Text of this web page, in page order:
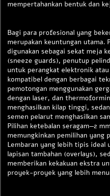
mempertahankan bentuk dan
Bagi para profesional yang
merupakan keuntungan utama.
digunakan sebagai sekat meja
(sneeze guards), penutup
untuk perangkat elektronik
kompatibel dengan berbagai
pemotongan menggunakan
dengan laser, dan
menghasilkan kilap tinggi,
semen pelarut menghasilkan
Pilihan ketebalan seragam—2
memungkinkan pemilihan yang
Lembaran yang lebih tipis ideal
lapisan tambahan (overlays),
memberikan kekakuan ekstra
proyek-proyek yang lebih